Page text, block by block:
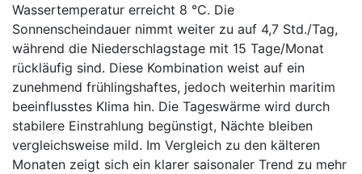
Wassertemperatur erreicht 8 °C. Die
Sonnenscheindauer nimmt weiter zu auf 4,7 Std./Tag,
während die Niederschlagstage mit 15 Tage/Monat
rückläufig sind. Diese Kombination weist auf ein
zunehmend frühlingshaftes, jedoch weiterhin maritim
beeinflusstes Klima hin. Die Tageswärme wird durch
stabilere Einstrahlung begünstigt, Nächte bleiben
vergleichsweise mild. Im Vergleich zu den kälteren
Monaten zeigt sich ein klarer saisonaler Trend zu mehr